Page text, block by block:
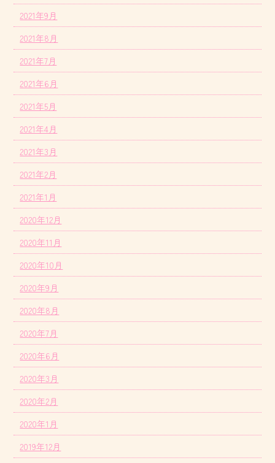
2021年9月
2021年8月
2021年7月
2021年6月
2021年5月
2021年4月
2021年3月
2021年2月
2021年1月
2020年12月
2020年11月
2020年10月
2020年9月
2020年8月
2020年7月
2020年6月
2020年3月
2020年2月
2020年1月
2019年12月